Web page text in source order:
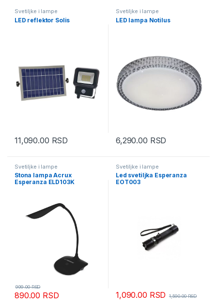
Svetiljke i lampe
LED reflektor Solis
11,090.00 RSD
Svetiljke i lampe
LED lampa Notilus
6,290.00 RSD
Svetiljke i lampe
Stona lampa Acrux
Esperanza ELD103K
890.00 RSD
999.00RSD
Svetiljke i lampe
Led svetiljka Esperanza
EOT003
1,090.00 RSD 1,590.00RSD